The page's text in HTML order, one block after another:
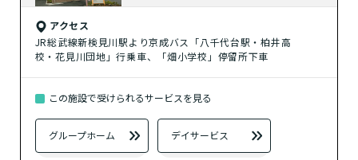
自宅に来てもらう
定期巡回・随時対応型訪問介護看護 ？
アクセス
JR総武線新検見川駅より京成バス「八千代台駅・柏井高
校・花見川団地」行乗車、「畑小学校」停留所下車
この施設で受けられるサービスを見る
グループホーム デイサービス